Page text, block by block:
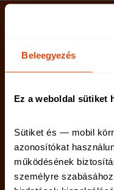
Beleegyezés
Ez a weboldal sütiket
Sütiket és — mobil
azonosítókat
működésének
személyre
Kötelező biztosítás
Casco biztosítás